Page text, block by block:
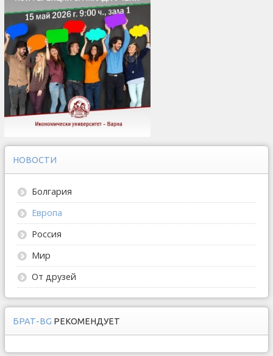
НОВОСТИ
Болгария
Европа
Россия
Мир
От друзей
БРАТ-BG РЕКОМЕНДУЕТ